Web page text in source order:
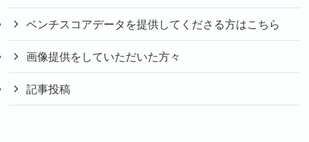
ベンチスコアデータを提供してくださる方はこちら
画像提供をしていただいた方々
記事投稿